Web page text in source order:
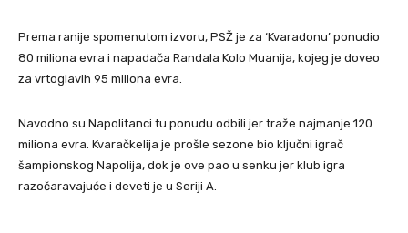
Prema ranije spomenutom izvoru, PSŽ je za ‘Kvaradonu’ ponudio
80 miliona evra i napadača Randala Kolo Muanija, kojeg je doveo
za vrtoglavih 95 miliona evra.
Navodno su Napolitanci tu ponudu odbili jer traže najmanje 120
miliona evra. Kvaračkelija je prošle sezone bio ključni igrač
šampionskog Napolija, dok je ove pao u senku jer klub igra
razočaravajuće i deveti je u Seriji A.